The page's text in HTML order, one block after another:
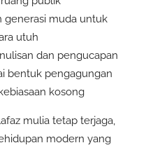
generasi muda untuk
utuh
dan pengucapan
bentuk pengagungan
kosong
mulia tetap terjaga,
modern yang